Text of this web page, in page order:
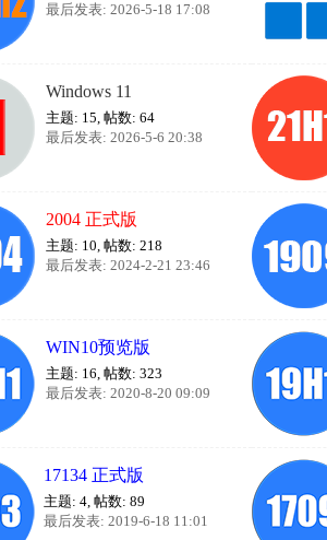
最后发表: 2026-5-18 17:08
Windows 11
主题: 15, 帖数: 64
最后发表: 2026-5-6 20:38
2004 正式版
主题: 10, 帖数: 218
最后发表: 2024-2-21 23:46
WIN10预览版
主题: 16, 帖数: 323
最后发表: 2020-8-20 09:09
17134 正式版
主题: 4, 帖数: 89
最后发表: 2019-6-18 11:01